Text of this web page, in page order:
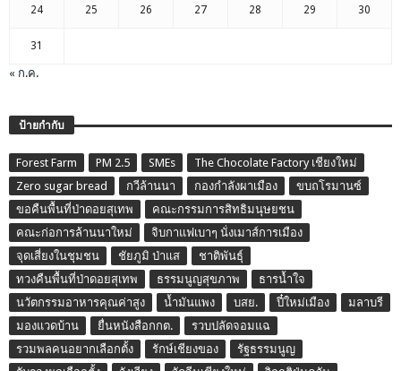
24 25 26 27 28 29 30
31
« ก.ค.
ป้ายกำกับ
Forest Farm PM 2.5 SMEs
The Chocolate Factory เชียงใหม่
Zero sugar bread
กวีล้านนา กองกำลังผาเมือง
ขบถโรมานซ์
ขอคืนพื้นที่ป่าดอยสุเทพ
คณะกรรมการสิทธิมนุษยชน
คณะก่อการล้านนาใหม่
จิบกาแฟเบาๆ นั่งเมาส์การเมือง
จุดเสี่ยงในชุมชน
ชัยภูมิ ป่าแส
ชาติพันธุ์
ทวงคืนพื้นที่ป่าดอยสุเทพ
ธรรมนูญสุขภาพ
ธารน้ำใจ
นวัตกรรมอาหารคุณค่าสูง
น้ำมันแพง บสย. ปี๋ใหม่เมือง
มลาบรี
มองแวดบ้าน
ยื่นหนังสือกกต.
รวบปลัดจอมแฉ
รวมพลคนอยากเลือกตั้ง
รักษ์เชียงของ
รัฐธรรมนูญ